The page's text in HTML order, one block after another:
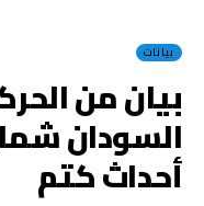
بيانات
بيان من
السودان
أحداث كتم